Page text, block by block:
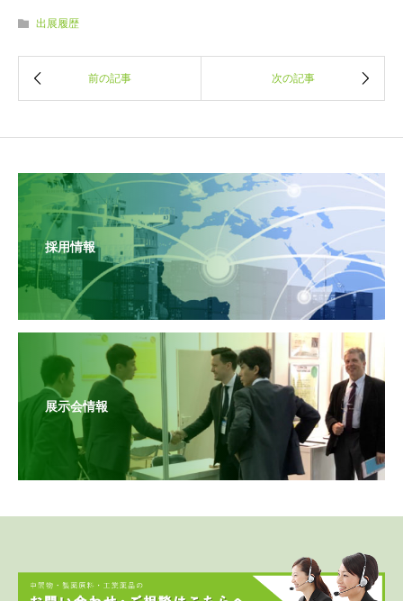
出展履歴
採用情報
展示会情報